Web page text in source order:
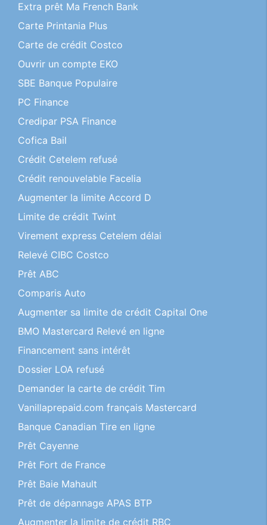
Extra prêt Ma French Bank
Carte Printania Plus
Carte de crédit Costco
Ouvrir un compte EKO
SBE Banque Populaire
PC Finance
Credipar PSA Finance
Cofica Bail
Crédit Cetelem refusé
Crédit renouvelable Facelia
Augmenter la limite Accord D
Limite de crédit Twint
Virement express Cetelem délai
Relevé CIBC Costco
Prêt ABC
Comparis Auto
Augmenter sa limite de crédit Capital One
BMO Mastercard Relevé en ligne
Financement sans intérêt
Dossier LOA refusé
Demander la carte de crédit Tim
Vanillaprepaid.com français Mastercard
Banque Canadian Tire en ligne
Prêt Cayenne
Prêt Fort de France
Prêt Baie Mahault
Prêt de dépannage APAS BTP
Augmenter la limite de crédit RBC